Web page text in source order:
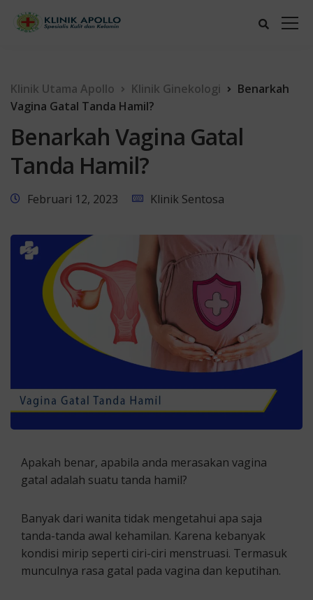
Klinik Utama Apollo Klinik Ginekologi
Benarkah
Vagina Gatal Tanda Hamil?
Benarkah Vagina Gatal
Tanda Hamil?
Februari 12, 2023 Klinik Sentosa
Apakah benar, apabila anda merasakan vagina
gatal adalah suatu tanda hamil?
Banyak dari wanita tidak mengetahui apa saja
tanda-tanda awal kehamilan. Karena kebanyak
kondisi mirip seperti ciri-ciri menstruasi. Termasuk
munculnya rasa gatal pada vagina dan keputihan.